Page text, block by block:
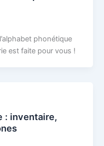
phonétique
est faite pour vous !
: inventaire,